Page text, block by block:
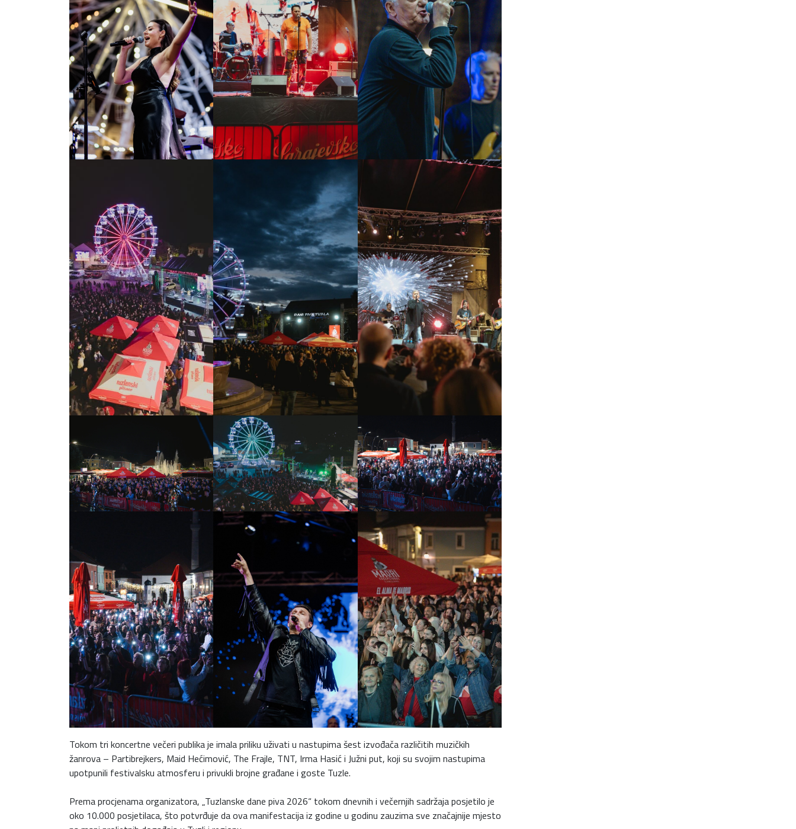
Tokom tri koncertne večeri publika je imala priliku uživati u nastupima šest izvođača različitih muzičkih
žanrova – Partibrejkers, Maid Hećimović, The Frajle, TNT, Irma Hasić i Južni put, koji su svojim nastupima
upotpunili festivalsku atmosferu i privukli brojne građane i goste Tuzle.
Prema procjenama organizatora, „Tuzlanske dane piva 2026“ tokom dnevnih i večernjih sadržaja posjetilo je
oko 10.000 posjetilaca, što potvrđuje da ova manifestacija iz godine u godinu zauzima sve značajnije mjesto